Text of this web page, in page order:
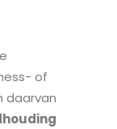
of
daarvan